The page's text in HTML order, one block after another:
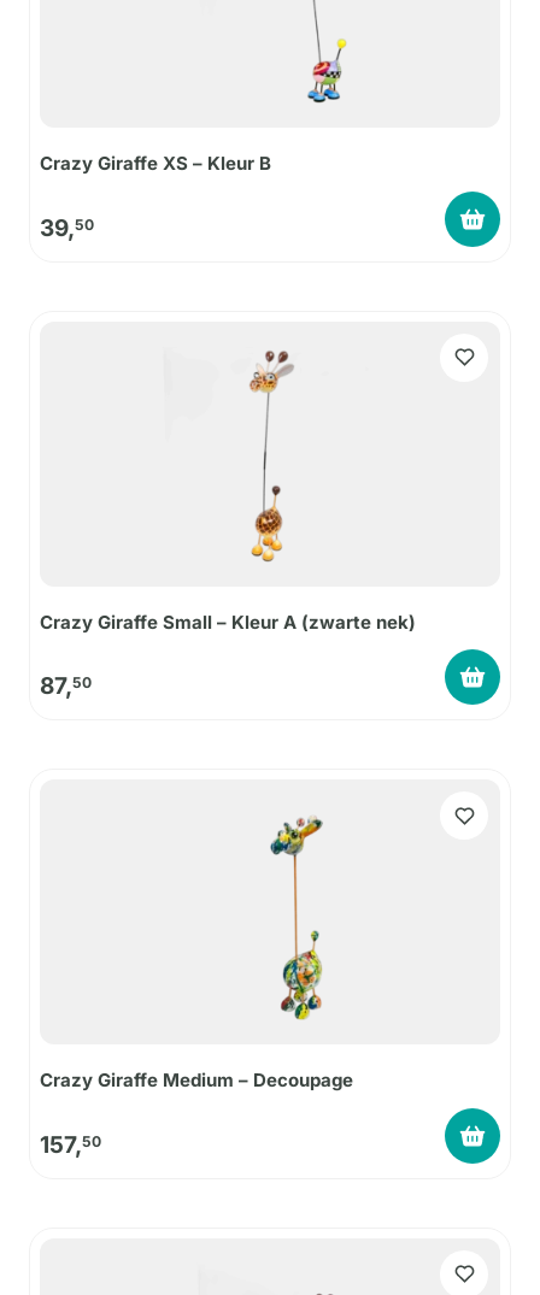
Crazy Giraffe XS – Kleur B
39,50
Crazy Giraffe Small – Kleur A (zwarte nek)
87,50
Crazy Giraffe Medium – Decoupage
157,50